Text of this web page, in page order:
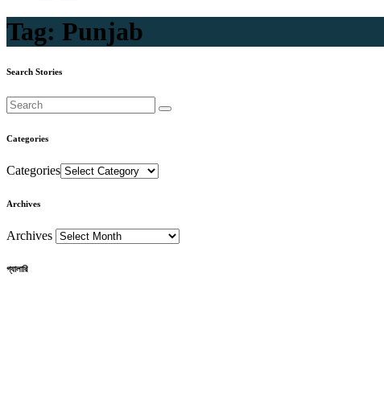
Tag: Punjab
Search Stories
Categories
Categories
Archives
Archives
গ্যালারি